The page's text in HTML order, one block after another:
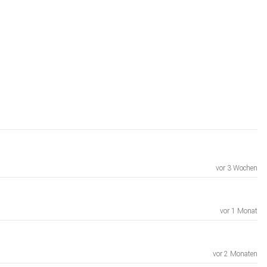
vor 3 Wochen
vor 1 Monat
vor 2 Monaten